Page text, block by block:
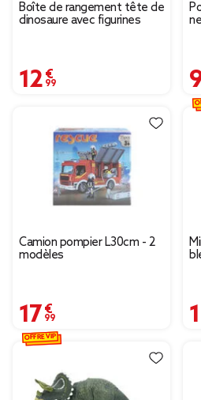
Boîte de rangement tête de
dinosaure avec figurines
12,99 €
Camion pompier L30cm - 2
modèles
17,99 €
OFFRE VIP